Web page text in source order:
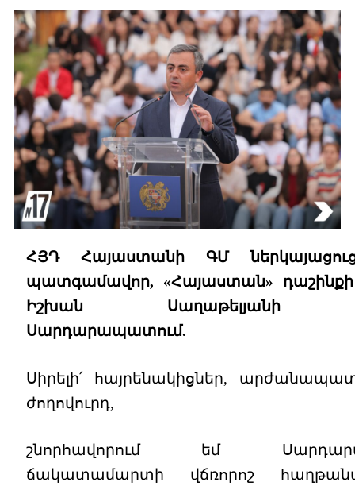
ՀՅԴ Հայաստանի ԳՄ
պատգամավոր, «Հայաստան»
Իշխան Սաղաթելյանի
Սարդարապատում.
Սիրելի՛ հայրենակիցներ,
ժողովուրդ,
շնորհավորում եմ
ճակատամարտի վճռորոշ